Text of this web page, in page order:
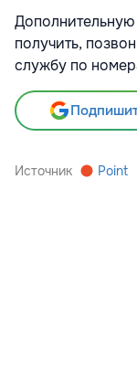
получить,
службу по
Источник Point